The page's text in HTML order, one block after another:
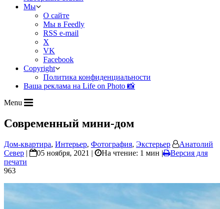
Мы
О сайте
Мы в Feedly
RSS e-mail
X
VK
Facebook
Copyright
Политика конфиденциальности
Ваша реклама на Life on Photo 📸
Menu
Современный мини-дом
Дом-квартира, Интерьер, Фотография, Экстерьер
Анатолий
Север | 05 ноября, 2021 | На чтение: 1 мин |
Версия для
печати
963